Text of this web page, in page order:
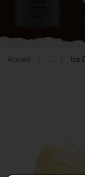
Accueil ...